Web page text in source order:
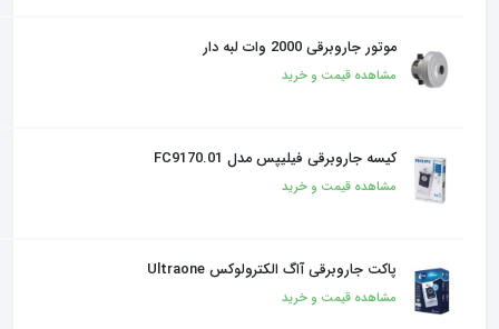
موتور جاروبرقی 2000 وات لبه دار
مشاهده قیمت و خرید
کیسه جاروبرقی فیلیپس مدل FC9170.01
مشاهده قیمت و خرید
پاکت جاروبرقی آاگ الکترولوکس Ultraone
مشاهده قیمت و خرید